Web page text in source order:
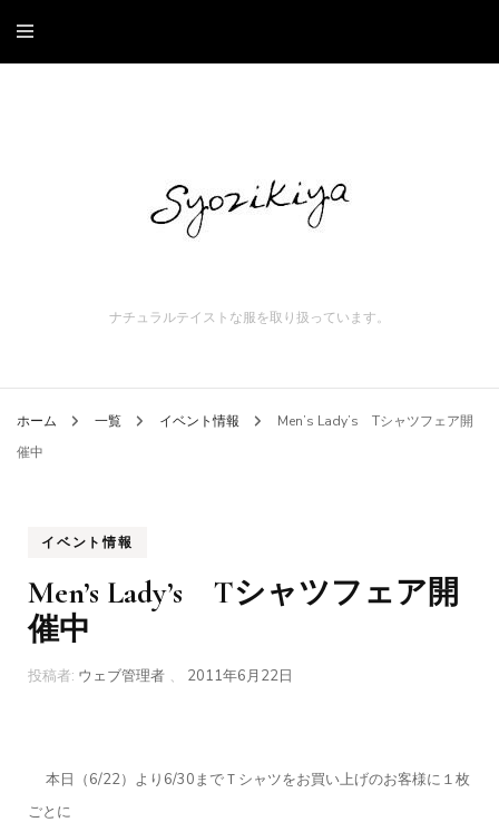
ナチュラルテイストな服を取り扱っています。
ホーム 一覧 イベント情報
Men’s Lady’s Tシャツフェア開
催中
イベント情報
Men’s Lady’s Tシャツフェア開
催中
投稿者: ウェブ管理者 、 2011年6月22日
本日（6/22）より6/30までＴシャツをお買い上げのお客様に１枚
ごとに